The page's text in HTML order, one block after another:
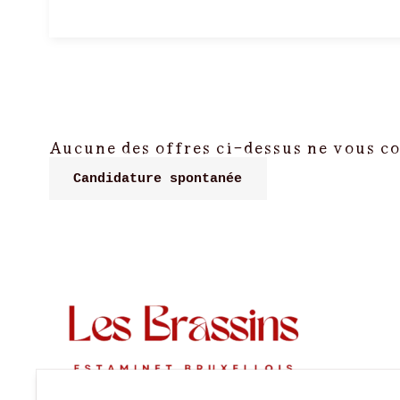
Aucune des offres ci-dessus ne vous
Candidature spontanée